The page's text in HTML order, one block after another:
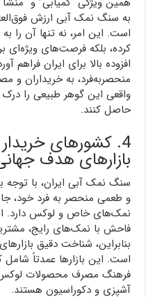
به سنگ نمک آبی ارزش
است. این امر، نه تنها آن
کرده، بلکه فرصت‌های ویژه‌ای
افزوده بالا برای ایران
منحصربه‌فرد، به خریداران و
واقعی این گوهر طبیعی را
حاصل کنند.
4. کشورهای
بازارهای هدف
سنگ نمک آبی ایران، با
و طعمی منحصر به فرد خود،
نمک‌های خاص و لوکس دارد.
فاحش با نمک‌های رایج،
بنابراین، شناخت دقیق
است. این بازارها عمدتاً شامل
فرهنگ مصرف محصولات لوکس
آشپزی و دکوراسیون هستند.